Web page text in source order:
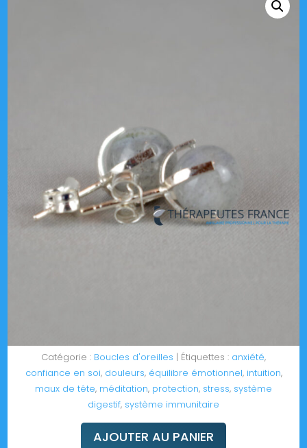
Catégorie : Boucles d'oreilles Étiquettes : anxiété,
confiance en soi, douleurs, équilibre émotionnel, intuition,
maux de tête, méditation, protection, stress, système
digestif, système immunitaire
AJOUTER AU PANIER